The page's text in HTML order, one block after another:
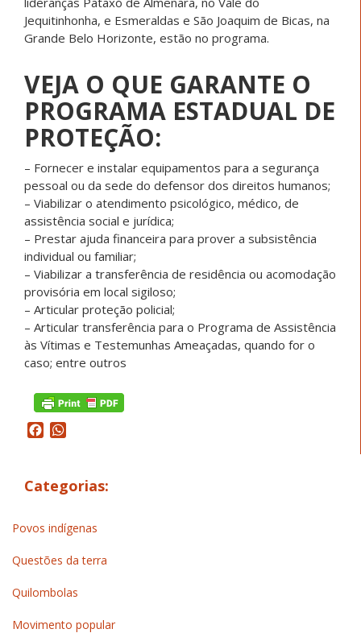
Jequitinhonha, e Esmeraldas e São Joaquim de Bicas, na
Grande Belo Horizonte, estão no programa.
VEJA O QUE GARANTE O
PROGRAMA ESTADUAL DE
PROTEÇÃO:
– Fornecer e instalar equipamentos para a segurança
pessoal ou da sede do defensor dos direitos humanos;
– Viabilizar o atendimento psicológico, médico, de
assistência social e jurídica;
– Prestar ajuda financeira para prover a subsistência
individual ou familiar;
– Viabilizar a transferência de residência ou acomodação
provisória em local sigiloso;
– Articular proteção policial;
– Articular transferência para o Programa de Assistência
às Vítimas e Testemunhas Ameaçadas, quando for o
caso; entre outros
Facebook
Categorias:
Povos indígenas
Questões da terra
Quilombolas
Movimento popular